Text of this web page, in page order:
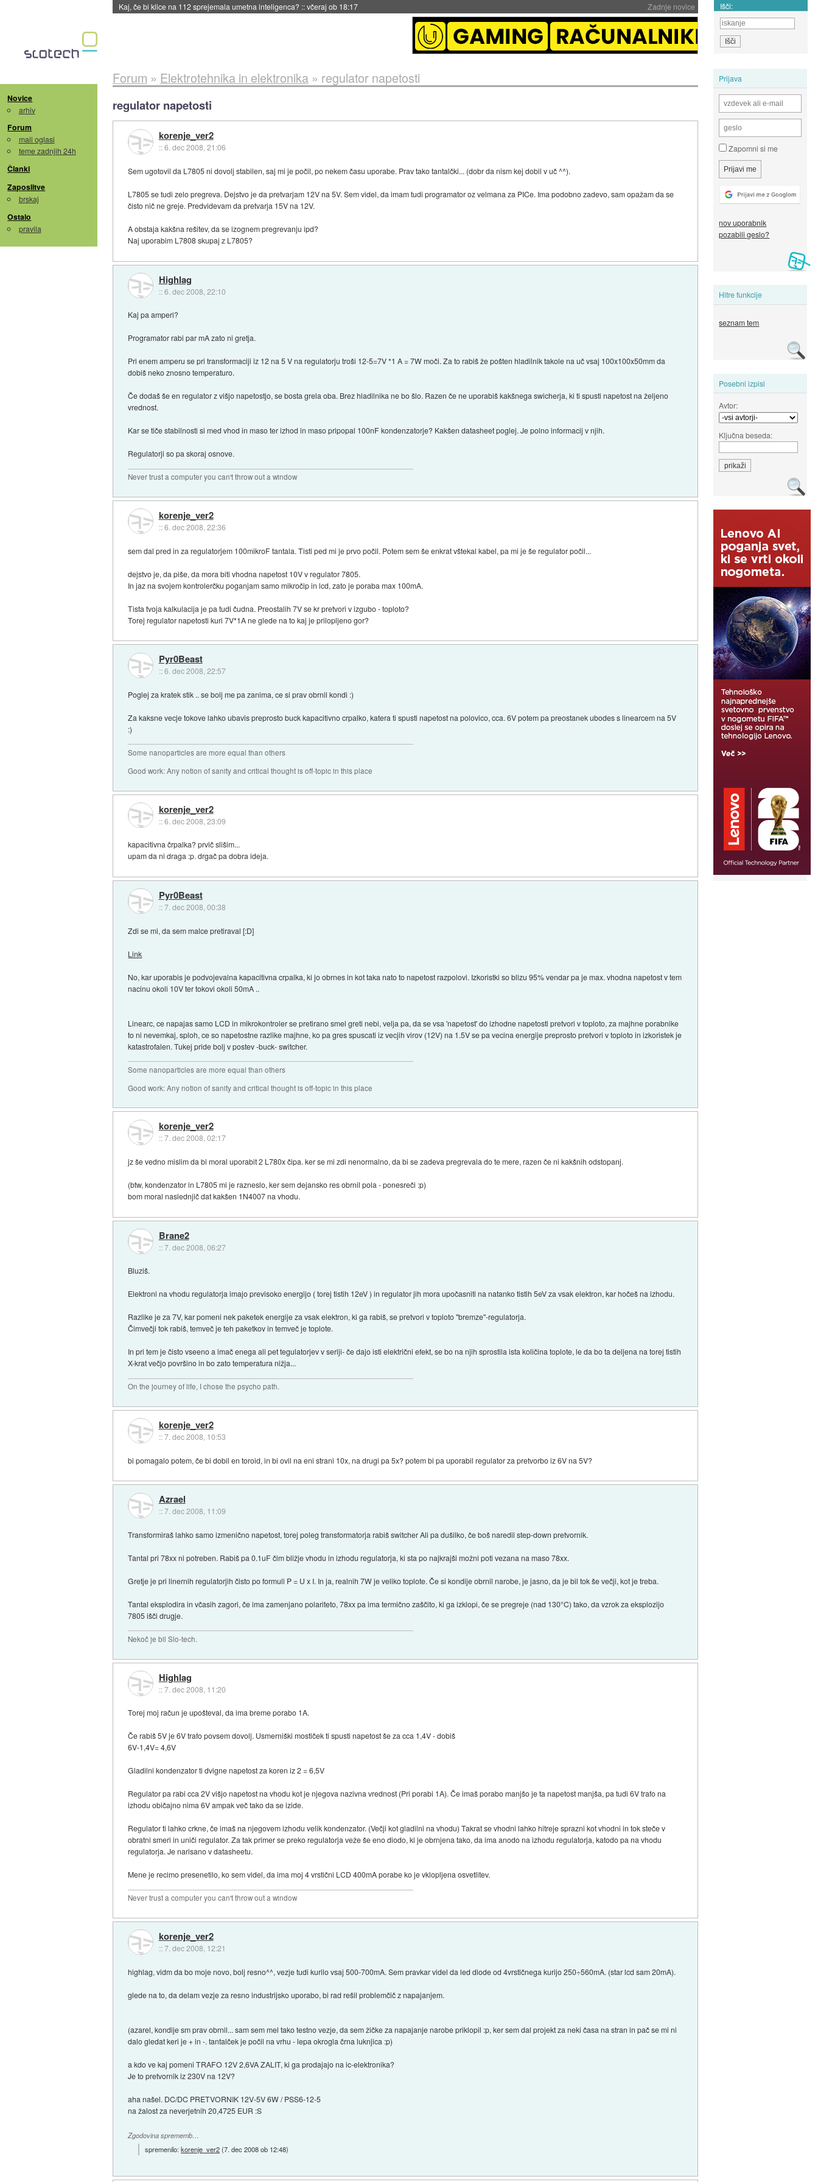
Zadnje novice
Quake ob 30-letnici dobili dodatek::včeraj ob 18:17 Išči:
Novice
arhiv
Forum
mali oglasi
teme zadnjih 24h
Članki
Zaposlitve
brskaj
Ostalo
pravila
Prijava
Zapomni si me
nov uporabnik
pozabili geslo?
Hitre funkcije
seznam tem
Posebni izpisi
Avtor:
Ključna beseda:
Forum » Elektrotehnika in elektronika» regulator napetosti
regulator napetosti
korenje_ver2
::6. dec 2008, 21:06
Sem ugotovil da L7805 ni dovolj stabilen, saj mi je počil, po nekem času uporabe. Prav tako tantalčki... (dobr da nism kej dobil v uč ^^).
L7805 se tudi zelo pregreva. Dejstvo je da pretvarjam 12V na 5V. Sem videl, da imam tudi programator oz velmana za PICe. Ima podobno zadevo, sam opažam da se
čisto nič ne greje. Predvidevam da pretvarja 15V na 12V.
A obstaja kakšna rešitev, da se izognem pregrevanju ipd?
Naj uporabim L7808 skupaj z L7805?
Highlag
::6. dec 2008, 22:10
Kaj pa amperi?
Programator rabi par mA zato ni gretja.
Pri enem amperu se pri transformaciji iz 12 na 5 V na regulatorju troši 12-5=7V *1 A = 7W moči. Za to rabiš že pošten hladilnik takole na uč vsaj 100x100x50mm da
dobiš neko znosno temperaturo.
Če dodaš še en regulator z višjo napetostjo, se bosta grela oba. Brez hladilnika ne bo šlo. Razen če ne uporabiš kakšnega swicherja, ki ti spusti napetost na željeno
vrednost.
Kar se tiče stabilnosti si med vhod in maso ter izhod in maso pripopal 100nF kondenzatorje? Kakšen datasheet poglej. Je polno informacij v njih.
Regulatorji so pa skoraj osnove.
Never trust a computer you can't throw out a window
korenje_ver2
::6. dec 2008, 22:36
sem dal pred in za regulatorjem 100mikroF tantala. Tisti ped mi je prvo počil. Potem sem še enkrat vštekal kabel, pa mi je še regulator počil...
dejstvo je, da piše, da mora biti vhodna napetost 10V v regulator 7805.
In jaz na svojem kontrolerčku poganjam samo mikročip in lcd, zato je poraba max 100mA.
Tista tvoja kalkulacija je pa tudi čudna. Preostalih 7V se kr pretvori v izgubo - toploto?
Torej regulator napetosti kuri 7V*1A ne glede na to kaj je prilopljeno gor?
Pyr0Beast
::6. dec 2008, 22:57
Poglej za kratek stik .. se bolj me pa zanima, ce si prav obrnil kondi :)
Za kaksne vecje tokove lahko ubavis preprosto buck kapacitivno crpalko, katera ti spusti napetost na polovico, cca. 6V potem pa preostanek ubodes s linearcem na 5V
:)
Some nanoparticles are more equal than others
Good work: Any notion of sanity and critical thought is off-topic in this place
korenje_ver2
::6. dec 2008, 23:09
kapacitivna črpalka? prvič slišim...
upam da ni draga :p. drgač pa dobra ideja.
Pyr0Beast
::7. dec 2008, 00:38
Zdi se mi, da sem malce pretiraval [:D]
Link
No, kar uporabis je podvojevalna kapacitivna crpalka, ki jo obrnes in kot taka nato to napetost razpolovi. Izkoristki so blizu 95% vendar pa je max. vhodna napetost v tem
nacinu okoli 10V ter tokovi okoli 50mA ..
Linearc, ce napajas samo LCD in mikrokontroler se pretirano smel greti nebi, velja pa, da se vsa 'napetost' do izhodne napetosti pretvori v toploto, za majhne porabnike
to ni nevemkaj, sploh, ce so napetostne razlike majhne, ko pa gres spuscati iz vecjih virov (12V) na 1.5V se pa vecina energije preprosto pretvori v toploto in izkoristek je
katastrofalen. Tukej pride bolj v postev -buck- switcher.
Some nanoparticles are more equal than others
Good work: Any notion of sanity and critical thought is off-topic in this place
korenje_ver2
::7. dec 2008, 02:17
jz še vedno mislim da bi moral uporabit 2 L780x čipa. ker se mi zdi nenormalno, da bi se zadeva pregrevala do te mere, razen če ni kakšnih odstopanj.
(btw, kondenzator in L7805 mi je razneslo, ker sem dejansko res obrnil pola - ponesreči :p)
bom moral naslednjič dat kakšen 1N4007 na vhodu.
Brane2
::7. dec 2008, 06:27
Bluziš.
Elektroni na vhodu regulatorja imajo previsoko energijo ( torej tistih 12eV ) in regulator jih mora upočasniti na natanko tistih 5eV za vsak elektron, kar hočeš na izhodu.
Razlike je za 7V, kar pomeni nek paketek energije za vsak elektron, ki ga rabiš, se pretvori v toploto "bremze"-regulatorja.
Čimvečji tok rabiš, temveč je teh paketkov in temveč je toplote.
In pri tem je čisto vseeno a imač enega ali pet tegulatorjev v seriji- če dajo isti električni efekt, se bo na njih sprostila ista količina toplote, le da bo ta deljena na torej tistih
X-krat večjo površino in bo zato temperatura nižja...
On the journey of life, I chose the psycho path.
korenje_ver2
::7. dec 2008, 10:53
bi pomagalo potem, če bi dobil en toroid, in bi ovil na eni strani 10x, na drugi pa 5x? potem bi pa uporabil regulator za pretvorbo iz 6V na 5V?
Azrael
::7. dec 2008, 11:09
Transformiraš lahko samo izmenično napetost, torej poleg transformatorja rabiš switcher Ali pa dušilko, če boš naredil step-down pretvornik.
Tantal pri 78xx ni potreben. Rabiš pa 0.1uF čim bližje vhodu in izhodu regulatorja, ki sta po najkrajši možni poti vezana na maso 78xx.
Gretje je pri linernih regulatorjih čisto po formuli P = U x I. In ja, realnih 7W je veliko toplote. Če si kondije obrnil narobe, je jasno, da je bil tok še večji, kot je treba.
Tantal eksplodira in včasih zagori, če ima zamenjano polariteto, 78xx pa ima termično zaščito, ki ga izklopi, če se pregreje (nad 130°C) tako, da vzrok za eksplozijo
7805 išči drugje.
Nekoč je bil Slo-tech.
Highlag
::7. dec 2008, 11:20
Torej moj račun je upošteval, da ima breme porabo 1A.
Če rabiš 5V je 6V trafo povsem dovolj. Usmerniški mostiček ti spusti napetost še za cca 1,4V - dobiš
6V-1,4V= 4,6V
Gladilni kondenzator ti dvigne napetost za koren iz 2 = 6,5V
Regulator pa rabi cca 2V višjo napetost na vhodu kot je njegova nazivna vrednost (Pri porabi 1A). Če imaš porabo manjšo je ta napetost manjša, pa tudi 6V trafo na
izhodu običajno nima 6V ampak več tako da se izide.
Regulator ti lahko crkne, če imaš na njegovem izhodu velik kondenzator. (Večji kot gladilni na vhodu) Takrat se vhodni lahko hitreje sprazni kot vhodni in tok steče v
obratni smeri in uniči regulator. Za tak primer se preko regulatorja veže še eno diodo, ki je obrnjena tako, da ima anodo na izhodu regulatorja, katodo pa na vhodu
regulatorja. Je narisano v datasheetu.
Mene je recimo presenetilo, ko sem videl, da ima moj 4 vrstični LCD 400mA porabe ko je vklopljena osvetlitev.
Never trust a computer you can't throw out a window
korenje_ver2
::7. dec 2008, 12:21
highlag, vidm da bo moje novo, bolj resno^^, vezje tudi kurilo vsaj 500-700mA. Sem pravkar videl da led diode od 4vrstičnega kurijo 250÷560mA. (star lcd sam 20mA).
glede na to, da delam vezje za resno industrijsko uporabo, bi rad rešil problemčič z napajanjem.
(azarel, kondije sm prav obrnil... sam sem mel tako testno vezje, da sem žičke za napajanje narobe priklopil :p, ker sem dal projekt za neki časa na stran in pač se mi ni
dalo gledat keri je + in -. tantalček je počil na vrhu - lepa okrogla črna luknjica :p)
a kdo ve kaj pomeni TRAFO 12V 2,6VA ZALIT, ki ga prodajajo na ic-elektronika?
Je to pretvornik iz 230V na 12V?
aha našel. DC/DC PRETVORNIK 12V-5V 6W / PSS6-12-5
na žalost za neverjetnih 20,4725 EUR :S
Zgodovina sprememb…
spremenilo:korenje_ver2(7. dec 2008 ob 12:48)